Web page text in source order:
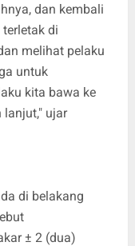
dan kembali
di
melihat pelaku
untuk
kita bawa ke
lanjut," ujar
di belakang
± 2 (dua)